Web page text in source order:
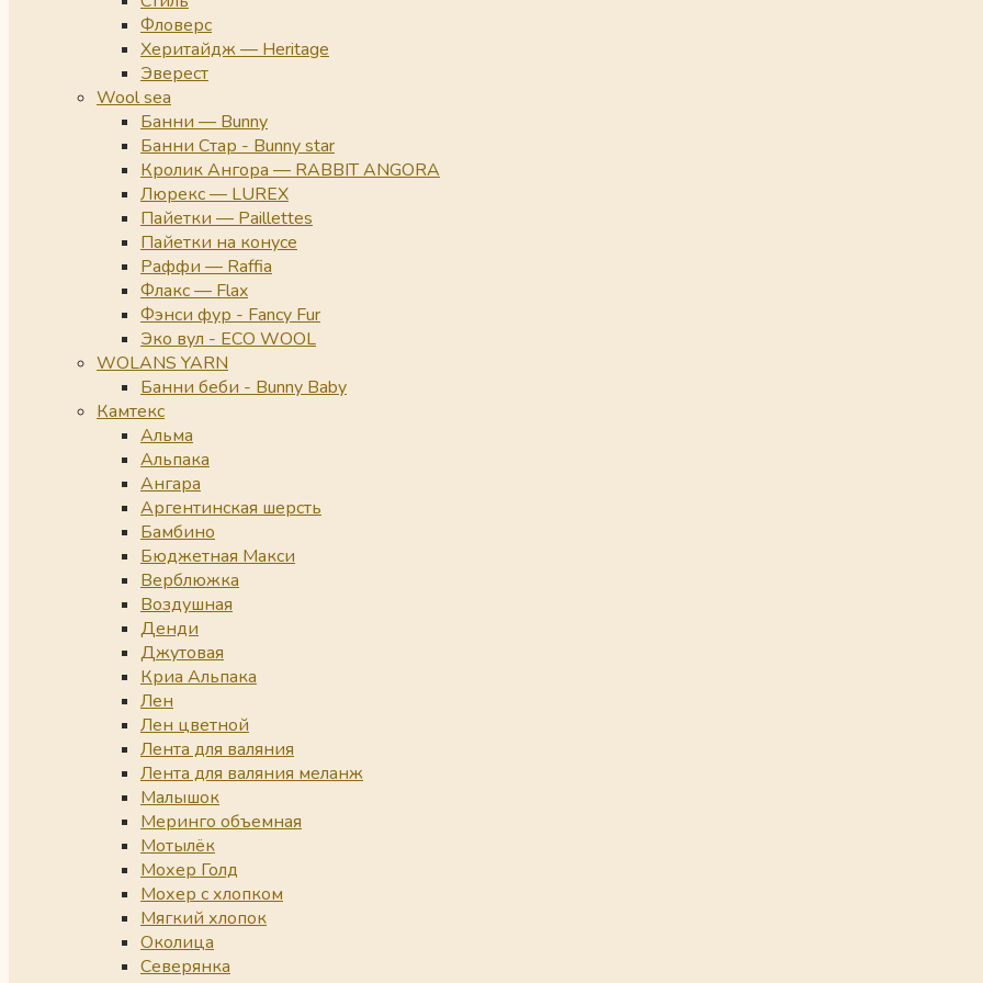
Фловерс
Херитайдж — Heritage
Эверест
Wool sea
Банни — Bunny
Банни Стар - Bunny star
Кролик Ангора — RABBIT ANGORA
Люрекс — LUREX
Пайетки — Paillettes
Пайетки на конусе
Раффи — Raffia
Флакс — Flax
Фэнси фур - Fancy Fur
Эко вул - ECO WOOL
WOLANS YARN
Банни беби - Bunny Baby
Камтекс
Альма
Альпака
Ангара
Аргентинская шерсть
Бамбино
Бюджетная Макси
Верблюжка
Воздушная
Денди
Джутовая
Криа Альпака
Лен
Лен цветной
Лента для валяния
Лента для валяния меланж
Малышок
Меринго объемная
Мотылёк
Мохер Голд
Мохер с хлопком
Мягкий хлопок
Околица
Северянка